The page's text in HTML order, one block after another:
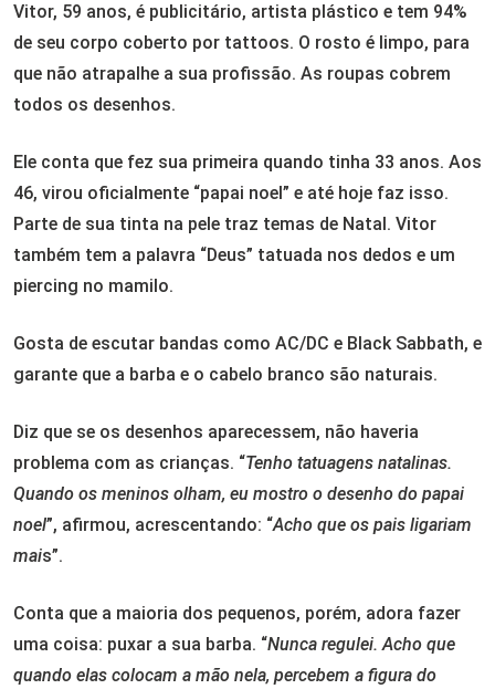
Vitor, 59 anos, é publicitário, artista plástico e tem 94%
de seu corpo coberto por tattoos. O rosto é limpo, para
que não atrapalhe a sua profissão. As roupas cobrem
todos os desenhos.
Ele conta que fez sua primeira quando tinha 33 anos. Aos
46, virou oficialmente “papai noel” e até hoje faz isso.
Parte de sua tinta na pele traz temas de Natal. Vitor
também tem a palavra “Deus” tatuada nos dedos e um
piercing no mamilo.
Gosta de escutar bandas como AC/DC e Black Sabbath, e
garante que a barba e o cabelo branco são naturais.
Diz que se os desenhos aparecessem, não haveria
problema com as crianças. “Tenho tatuagens natalinas.
Quando os meninos olham, eu mostro o desenho do papai
noel”, afirmou, acrescentando: “Acho que os pais ligariam
mais”.
Conta que a maioria dos pequenos, porém, adora fazer
uma coisa: puxar a sua barba. “Nunca regulei. Acho que
quando elas colocam a mão nela, percebem a figura do